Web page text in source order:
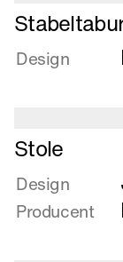
og
plade
Læs
mere
om
Design
Læs
mere
om
Stole
Stole
Design
Producent